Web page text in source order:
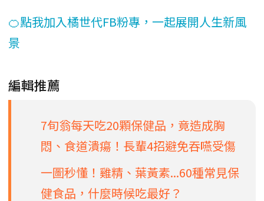
🍊點我加入橘世代FB粉專，一起展開人生新風
景
編輯推薦
7旬翁每天吃20顆保健品，竟造成胸
悶、食道潰瘍！長輩4招避免吞嚥受傷
一圖秒懂！雞精、葉黃素...60種常見保
健食品，什麼時候吃最好？